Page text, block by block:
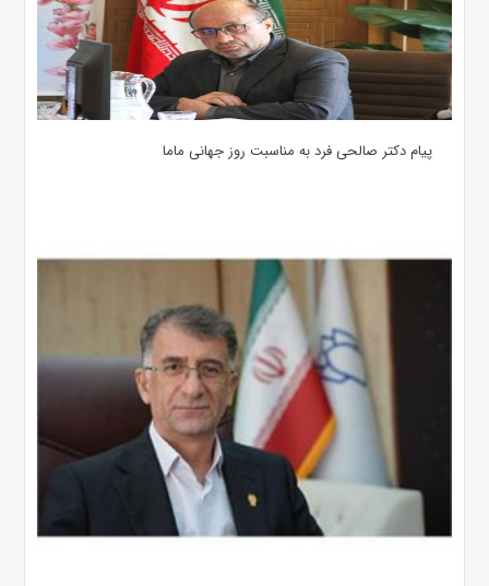
پیام دکتر صالحی فرد به مناسبت روز جهانی ماما